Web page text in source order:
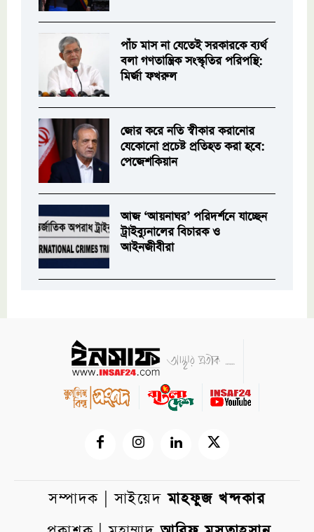
পাঁচ মাস না যেতেই সরকারকে ব্যর্থ
বলা গণতান্ত্রিক সংস্কৃতির পরিপন্থি:
মির্জা ফখরুল
জোর করে নতি স্বীকার করানোর
যেকোনো প্রচেষ্ট প্রতিহত করা হবে:
পেজেশকিয়ান
আজ ‘আয়নাঘর’ পরিদর্শনে যাচ্ছেন
ট্রাইব্যুনালের বিচারক ও
আইনজীবীরা
সম্পাদক | সাইয়েদমাহফুজ খন্দকার